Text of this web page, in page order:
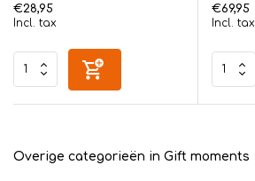
€28,95
Incl. tax
€69,95
Incl. tax
Overige categorieën in Gift moments